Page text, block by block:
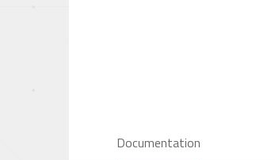
Documentation